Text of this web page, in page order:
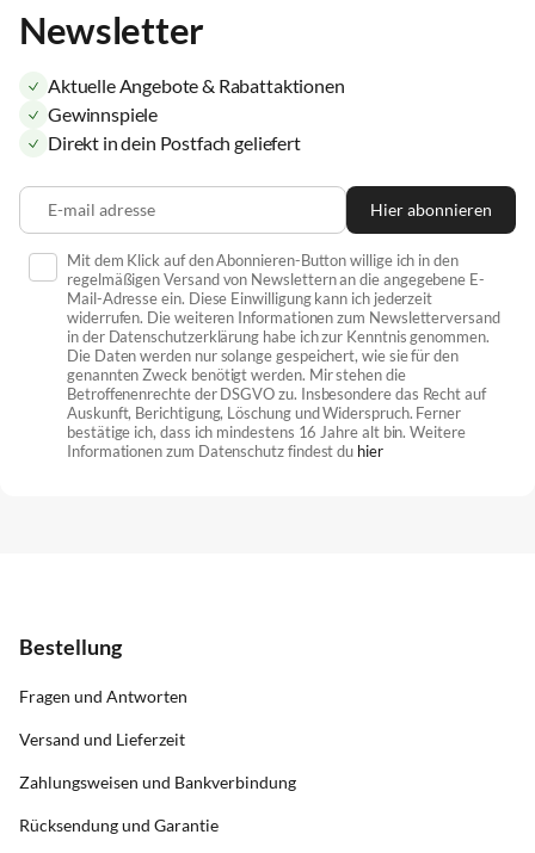
Newsletter
Aktuelle Angebote & Rabattaktionen
Gewinnspiele
Direkt in dein Postfach geliefert
E-mail adresse Hier abonnieren
Mit dem Klick auf den Abonnieren-Button willige ich in den
regelmäßigen Versand von Newslettern an die angegebene E-
Mail-Adresse ein. Diese Einwilligung kann ich jederzeit
widerrufen. Die weiteren Informationen zum Newsletterversand
in der Datenschutzerklärung habe ich zur Kenntnis genommen.
Die Daten werden nur solange gespeichert, wie sie für den
genannten Zweck benötigt werden. Mir stehen die
Betroffenenrechte der DSGVO zu. Insbesondere das Recht auf
Auskunft, Berichtigung, Löschung und Widerspruch. Ferner
bestätige ich, dass ich mindestens 16 Jahre alt bin. Weitere
Informationen zum Datenschutz findest du hier
Bestellung
Fragen und Antworten
Versand und Lieferzeit
Zahlungsweisen und Bankverbindung
Rücksendung und Garantie